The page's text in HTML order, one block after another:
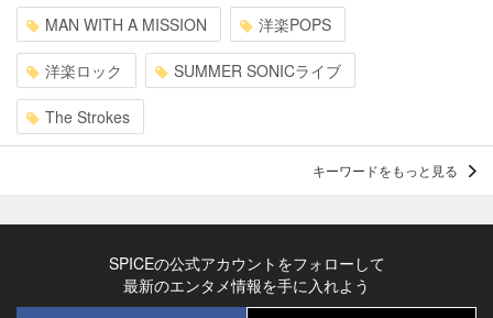
MAN WITH A MISSION 洋楽POPS
洋楽ロック SUMMER SONICライブ
The Strokes
キーワードをもっと見る
SPICEの公式アカウントをフォローして
最新のエンタメ情報を手に入れよう